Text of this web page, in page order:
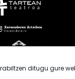
ditugu gure